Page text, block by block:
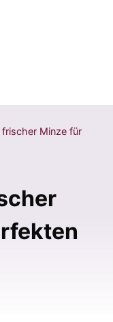
Minze für